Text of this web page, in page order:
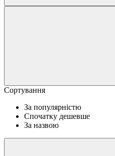
Сортування
За популярністю
Спочатку дешевше
За назвою